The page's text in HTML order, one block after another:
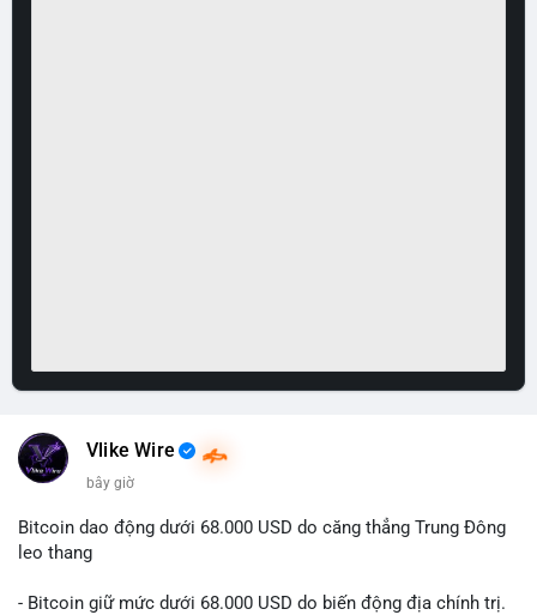
Vlike Wire
1 m
Bitcoin dao động dưới 68.000 USD do căng thẳng Trung Đông
leo thang
- Bitcoin giữ mức dưới 68.000 USD do biến động địa chính trị.